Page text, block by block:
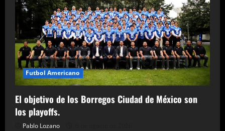
Futbol Americano
El objetivo de los Borregos Ciudad de México son
los playoffs.
Pablo Lozano